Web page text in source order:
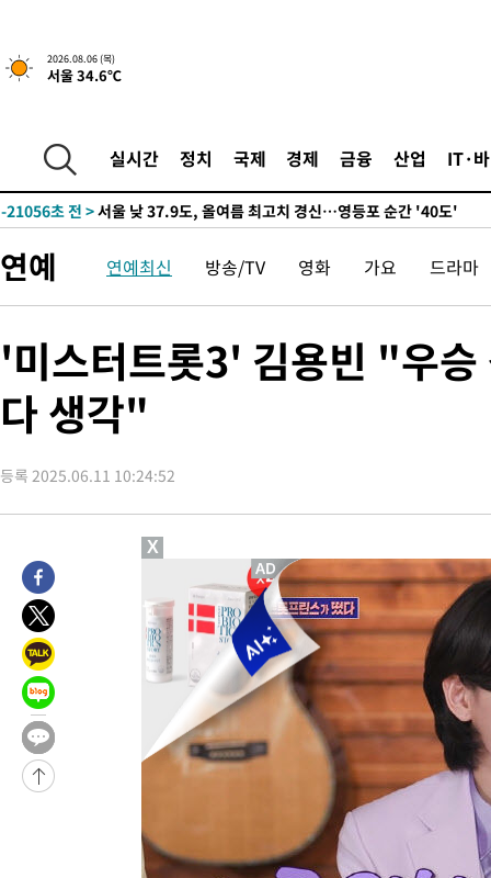
2026.08.06 (목)
서울 34.6℃
실시간 정치 국제 경제 금융 산업 IT·
-21768초 전 >'낮 최고 39도' 불볕더위…한밤 열대야도 계속[내일날씨]
-21216초 전 >
'월드컵 탈락 후폭풍' 축구협회…초유의 압수수색에 '충격·당
-21056초 전 >서울 낮 37.9도, 올여름 최고치 경신…영등포 순간 '40도'
-20618초 전 >[속보]종합특검, 대검 추가 압수수색…내란 중요임무종사 혐의
-16713초 전 >
-16643초 전 >
[속보]코스피, 301.88포인트(4.58%) 내린 6296.38 마감
-16508초 전 >[속보]원·달러 환율, 0.7원 내린 1423.8원 마감
-14107초 전 >"여기 떨어졌다"…다누리, 스페이스X 로켓 달 충돌 흔적 포착
-11152초 전 >손흥민, 5경기 연속골 실패…LAFC는 승부차기 끝 과달라하라
-3753초 전 > 내일까지 39도 '펄펄'…기상청 "태풍 지나며 폭염 잠시 꺾인다"
-3390초 전 > 트럼프, 한국계 진보 주지사 후보 맹공…"공산주의가 최대 위협"
-3368초 전 >"美간섭에 합의 지연"…트럼프, '이란 호르무즈 통제권' 수용할
-24808초 전 > [속보]합참 "北 발사체는 단거리탄도미사일…감시·경계태세
화"
-24556초 전 >
日방위성, 北이 동해로 쏜 발사체는 탄도미사일 가능성
-22986초 전 >
[속보] SKT, 에이닷 서비스 장애 발생…"원인 파악 중"
-22392초 전 >
[속보]합참 "북, 동해상으로 미상 발사체 발사"
-21788초 전 >
'낮 최고 39도' 불볕더위…한밤 열대야도 계속[내일날씨]
-21747초 전 >
[속보]7~9일 프로야구 3연전도 폭염 취소…11일 재개
-21409초 전 >
"韓 외환시장 개입 관측 배경엔 美의 대한국 무역적자 있어"
-21236초 전 >
'월드컵 탈락 후폭풍' 축구협회…초유의 압수수색에 '충격·당
서울 낮 37.9도, 올여름 최고치 경신…영등포 순간 '40도'
[속보]종합특검, 대검 추가 압수수색…내란 중요임무종사 혐의
[속보]코스닥, 800p 회복…0.26% 오른 801.67 마감
연예 연예최신 방송/TV 영화 가요 드라마
'미스터트롯3' 김용빈 "우
다 생각"
등록 2025.06.11 10:24:52
X